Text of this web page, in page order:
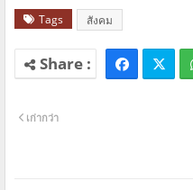
Tags สังคม
เก่ากว่า